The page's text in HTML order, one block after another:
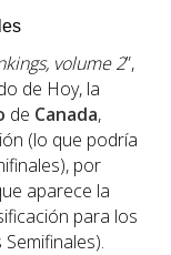
volume 2”,
de Hoy, la
de Canada,
(lo que podría
por
aparece la
para los